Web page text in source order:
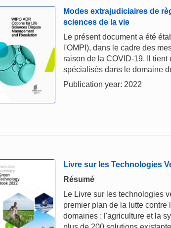
Modes extrajudiciaires de
sciences de la vie
Le présent document a été
l'OMPI), dans le cadre des
raison de la COVID-19. Il tient
spécialisés dans le domaine
Publication year: 2022
Livre sur les Technologies
Résumé
Le Livre sur les technologies
premier plan de la lutte
domaines : l'agriculture et la